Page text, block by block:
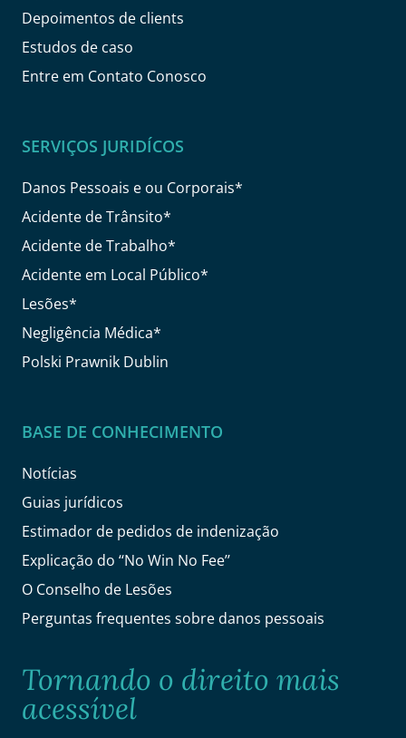
Depoimentos de clients
Estudos de caso
Entre em Contato Conosco
SERVIÇOS JURIDÍCOS
Danos Pessoais e ou Corporais*
Acidente de Trânsito*
Acidente de Trabalho*
Acidente em Local Público*
Lesões*
Negligência Médica*
Polski Prawnik Dublin
BASE DE CONHECIMENTO
Notícias
Guias jurídicos
Estimador de pedidos de indenização
Explicação do ‘‘No Win No Fee’’
O Conselho de Lesões
Perguntas frequentes sobre danos pessoais
Tornando o direito mais
acessível